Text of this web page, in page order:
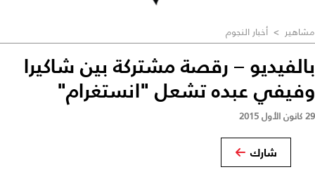
مشاهير > أخبار النجوم
بالفيديو – رقصة مشتركة بين شاكيرا
وفيفي عبده تشعل "انستغرام"
29 كانون الأول 2015
شارك